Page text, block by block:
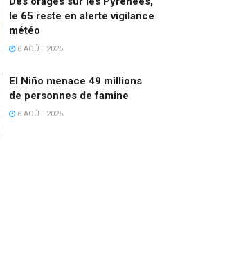
le 65 reste en alerte vigilance
météo
6 AOÛT 2026
El Niño menace 49 millions
de personnes de famine
6 AOÛT 2026